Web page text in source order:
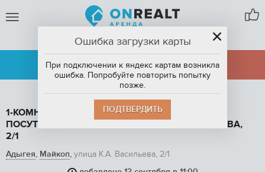
МАЙКОП,АДЫГЕЯ
АРЕНДА
ПРОДАЖА
1-КОМНАТНАЯ КВАРТИРА, 30.8 М2, В АРЕНДУ
ПОСУТОЧНО В МАЙКОПЕ, УЛИЦА К.А. ВАСИЛЬЕВА,
2/1
Адыгея, Майкоп, улица К.А. Васильева, 2/1
Ошибка загрузки карты
При подключении к яндекс картам возникла
ошибка. Попробуйте повторить попытку
позже.
ПОДТВЕРДИТЬ